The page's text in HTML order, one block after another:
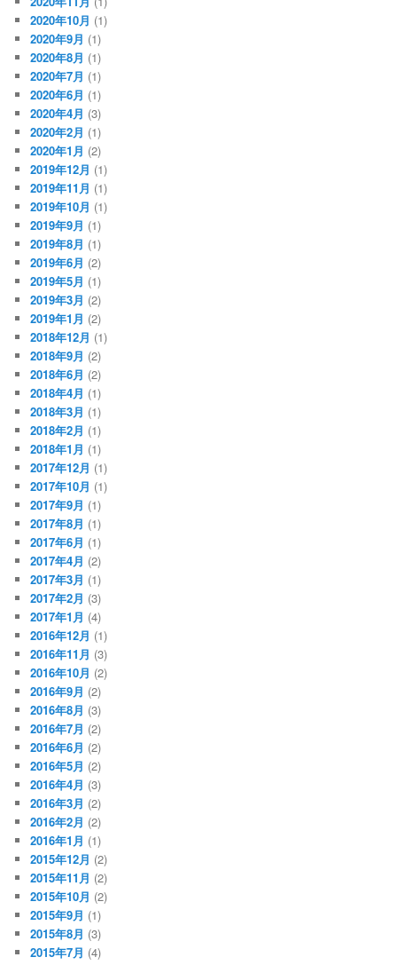
2020年10月 (1)
2020年9月 (1)
2020年8月 (1)
2020年7月 (1)
2020年6月 (1)
2020年4月 (3)
2020年2月 (1)
2020年1月 (2)
2019年12月 (1)
2019年11月 (1)
2019年10月 (1)
2019年9月 (1)
2019年8月 (1)
2019年6月 (2)
2019年5月 (1)
2019年3月 (2)
2019年1月 (2)
2018年12月 (1)
2018年9月 (2)
2018年6月 (2)
2018年4月 (1)
2018年3月 (1)
2018年2月 (1)
2018年1月 (1)
2017年12月 (1)
2017年10月 (1)
2017年9月 (1)
2017年8月 (1)
2017年6月 (1)
2017年4月 (2)
2017年3月 (1)
2017年2月 (3)
2017年1月 (4)
2016年12月 (1)
2016年11月 (3)
2016年10月 (2)
2016年9月 (2)
2016年8月 (3)
2016年7月 (2)
2016年6月 (2)
2016年5月 (2)
2016年4月 (3)
2016年3月 (2)
2016年2月 (2)
2016年1月 (1)
2015年12月 (2)
2015年11月 (2)
2015年10月 (2)
2015年9月 (1)
2015年8月 (3)
2015年7月 (4)